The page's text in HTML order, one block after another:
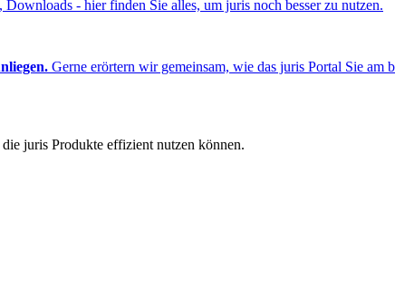
- hier finden Sie alles, um juris noch besser zu nutzen.
Gerne erörtern wir gemeinsam, wie das juris Portal Sie am
juris Produkte effizient nutzen können.